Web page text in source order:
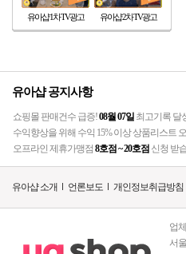
유아샵 1차 TV광고 유아샵 2차 TV광고
유아샵 공지사항
쇼핑몰 판매건수 급증!08월 07일 최고기록 달
수익향상을 위해 수익 15% 이상 상품리스트
오프라인 제휴가맹점8호점 ~ 20호점 신청 받
유아샵 소개 언론보도 개인정보취급방침
업
서